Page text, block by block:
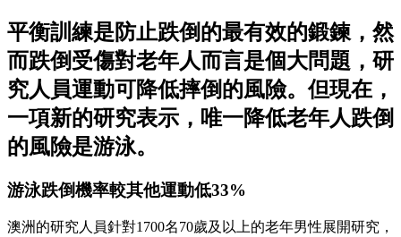
平衡訓練是防止跌倒的最有效的鍛鍊，然
而跌倒受傷對老年人而言是個大問題，研
究人員運動可降低摔倒的風險。但現在，
一項新的研究表示，唯一降低老年人跌倒
的風險是游泳。
游泳跌倒機率較其他運動低33%
澳洲的研究人員針對1700名70歲及以上的老年男性展開研究，